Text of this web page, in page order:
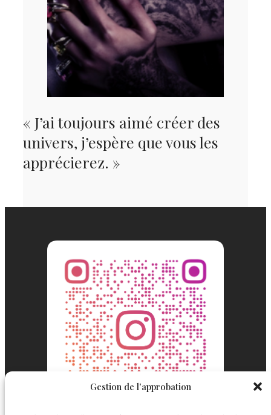
Gestion de l'approbation
« J’ai toujours aimé créer des
univers, j’espère que vous les
apprécierez. »